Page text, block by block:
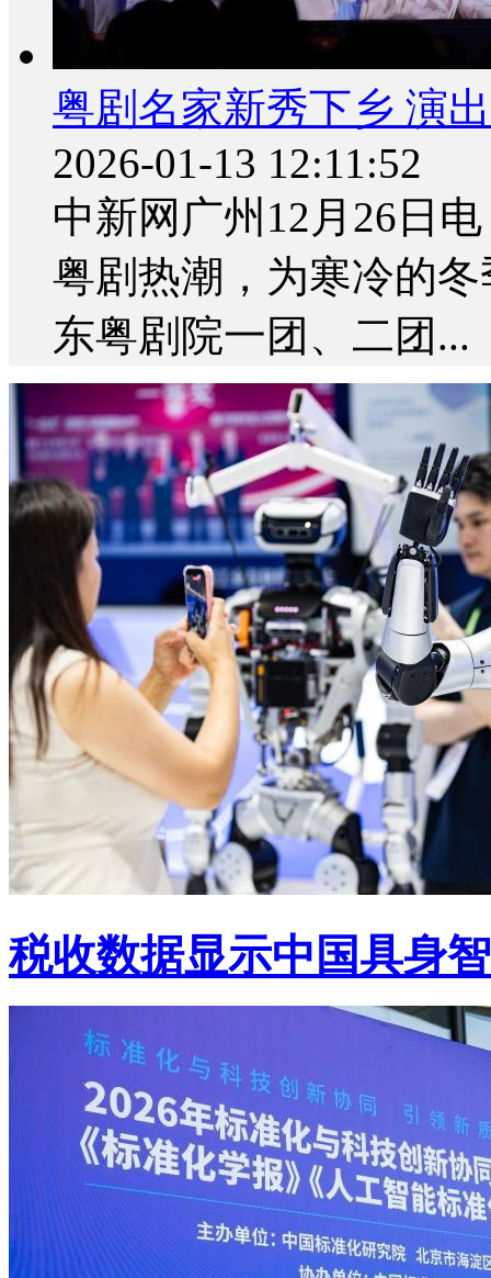
粤剧名家新秀下乡 演
2026-01-13 12:11:52
中新网广州12月26日
粤剧热潮，为寒冷的
东粤剧院一团、二团...
税收数据显示中国具身